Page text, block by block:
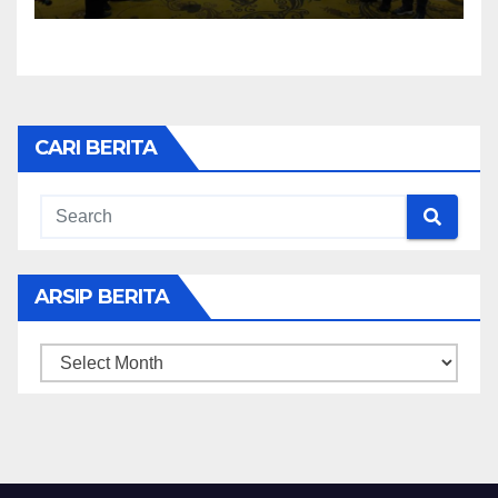
CARI BERITA
ARSIP BERITA
ARSIP